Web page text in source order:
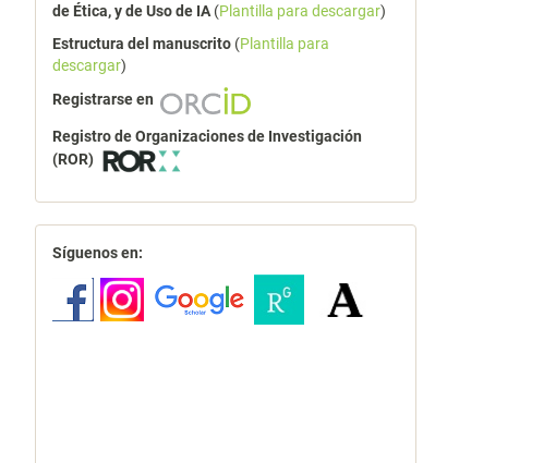
de Ética, y de Uso de IA (Plantilla para descargar)
Estructura del manuscrito (Plantilla para
descargar)
Registrarse en
Registro de Organizaciones de Investigación
(ROR)
redes
Síguenos en: